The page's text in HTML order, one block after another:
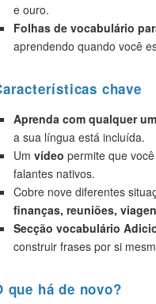
e ouro.
Folhas de vocabulário
aprendendo quando você
chave
Aprenda com qualquer
a sua língua está incluída.
Um vídeo permite que
falantes nativos.
Cobre nove diferentes
finanças, reuniões,
Secção vocabulário
construir frases por si
que há de novo?